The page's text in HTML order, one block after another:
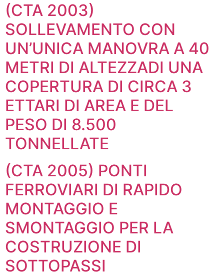
(CTA 2003)
SOLLEVAMENTO CON
UN’UNICA MANOVRA A 40
METRI DI ALTEZZADI UNA
COPERTURA DI CIRCA 3
ETTARI DI AREA E DEL
PESO DI 8.500
TONNELLATE
(CTA 2005) PONTI
FERROVIARI DI RAPIDO
MONTAGGIO E
SMONTAGGIO PER LA
COSTRUZIONE DI
SOTTOPASSI